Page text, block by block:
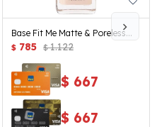
Base Fit Me Matte & Poreless
Foundation 120 Classic Iv
$ 785 $ 1.122
$ 667
$ 667